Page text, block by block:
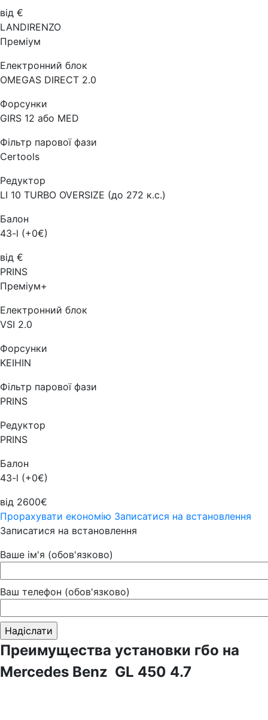
від €
LANDIRENZO
Преміум
Електронний блок
OMEGAS DIRECT 2.0
Форсунки
GIRS 12 або MED
Фільтр парової фази
Certools
Редуктор
LI 10 TURBO OVERSIZE (до 272 к.с.)
Балон
43-l (+0€)
від €
PRINS
Преміум+
Електронний блок
VSI 2.0
Форсунки
KEIHIN
Фільтр парової фази
PRINS
Редуктор
PRINS
Балон
43-l (+0€)
від 2600€
Прорахувати економію Записатися на встановлення
Записатися на встановлення
Ваше ім'я (обов'язково)
Ваш телефон (обов'язково)
Преимущества установки гбо на
Mercedes Benz GL 450 4.7